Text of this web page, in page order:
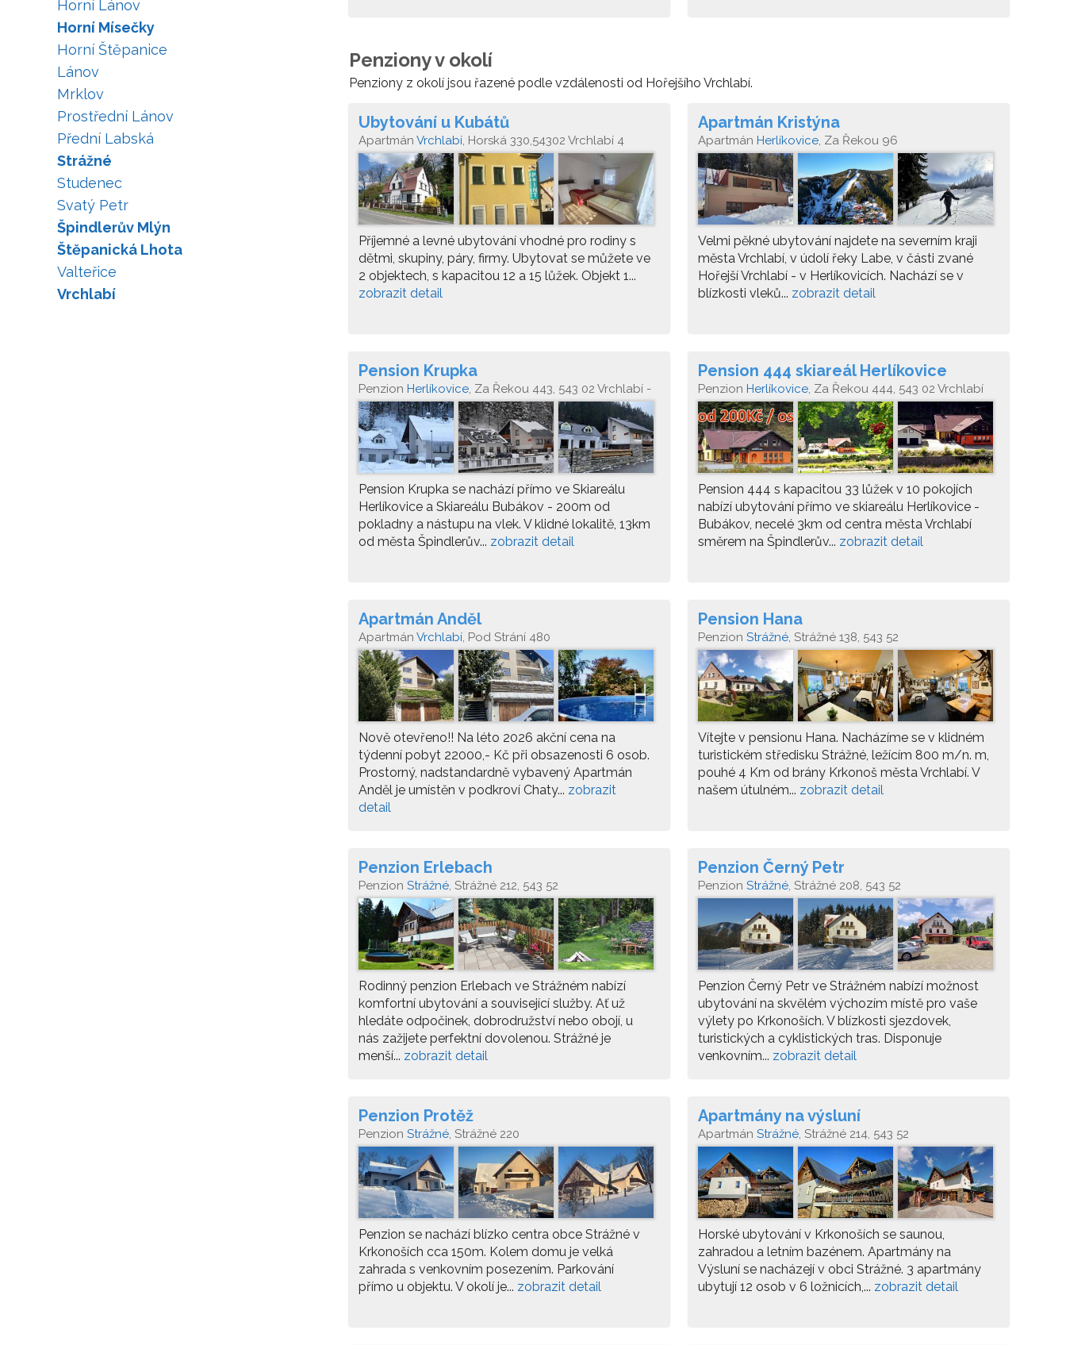
Penziony v okolí
Penziony z okolí jsou řazené podle vzdálenosti od Hořejšího Vrchlabí.
Ubytování u Kubátů
Apartmán Vrchlabí, Horská 330,54302 Vrchlabí 4
Příjemné a levné ubytování vhodné pro rodiny s
dětmi, skupiny, páry, firmy. Ubytovat se můžete ve
2 objektech, s kapacitou 12 a 15 lůžek. Objekt 1...
zobrazit detail
Apartmán Kristýna
Apartmán Herlíkovice, Za Řekou 96
Velmi pěkné ubytování najdete na severním kraji
města Vrchlabí, v údolí řeky Labe, v části zvané
Hořejší Vrchlabí - v Herlíkovicích. Nachází se v
blízkosti vleků... zobrazit detail
Pension Krupka
Penzion Herlíkovice, Za Řekou 443, 543 02 Vrchlabí -
Hořejší Vrchlabí
Pension Krupka se nachází přímo ve Skiareálu
Herlíkovice a Skiareálu Bubákov - 200m od
pokladny a nástupu na vlek. V klidné lokalitě, 13km
od města Špindlerův... zobrazit detail
Pension 444 skiareál Herlíkovice
Bubákov
Penzion Herlíkovice, Za Řekou 444, 543 02 Vrchlabí
Pension 444 s kapacitou 33 lůžek v 10 pokojích
nabízí ubytování přímo ve skiareálu Herlíkovice -
Bubákov, necelé 3km od centra města Vrchlabí
směrem na Špindlerův... zobrazit detail
Apartmán Anděl
Apartmán Vrchlabí, Pod Strání 480
Nově otevřeno!! Na léto 2026 akční cena na
týdenní pobyt 22000,- Kč při obsazenosti 6 osob.
Prostorný, nadstandardně vybavený Apartmán
Anděl je umístěn v podkroví Chaty... zobrazit
detail
Pension Hana
Penzion Strážné, Strážné 138, 543 52
Vítejte v pensionu Hana. Nacházíme se v klidném
turistickém středisku Strážné, ležícím 800 m/n. m,
pouhé 4 Km od brány Krkonoš města Vrchlabí. V
našem útulném... zobrazit detail
Penzion Erlebach
Penzion Strážné, Strážné 212, 543 52
Rodinný penzion Erlebach ve Strážném nabízí
komfortní ubytování a související služby. Ať už
hledáte odpočinek, dobrodružství nebo obojí, u
nás zažijete perfektní dovolenou. Strážné je
menší... zobrazit detail
Penzion Černý Petr
Penzion Strážné, Strážné 208, 543 52
Penzion Černý Petr ve Strážném nabízí možnost
ubytování na skvělém výchozím místě pro vaše
výlety po Krkonoších. V blízkosti sjezdovek,
turistických a cyklistických tras. Disponuje
venkovním... zobrazit detail
Penzion Protěž
Penzion Strážné, Strážné 220
Penzion se nachází blízko centra obce Strážné v
Krkonoších cca 150m. Kolem domu je velká
zahrada s venkovním posezením. Parkování
přímo u objektu. V okolí je... zobrazit detail
Apartmány na výsluní
Apartmán Strážné, Strážné 214, 543 52
Horské ubytování v Krkonoších se saunou,
zahradou a letním bazénem. Apartmány na
Výsluní se nacházejí v obci Strážné. 3 apartmány
ubytují 12 osob v 6 ložnicích,... zobrazit detail
Horní Lánov
Horní Mísečky
Horní Štěpanice
Lánov
Mrklov
Prostřední Lánov
Přední Labská
Strážné
Studenec
Svatý Petr
Špindlerův Mlýn
Štěpanická Lhota
Valteřice
Vrchlabí